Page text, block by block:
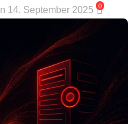
14. September 2025 0